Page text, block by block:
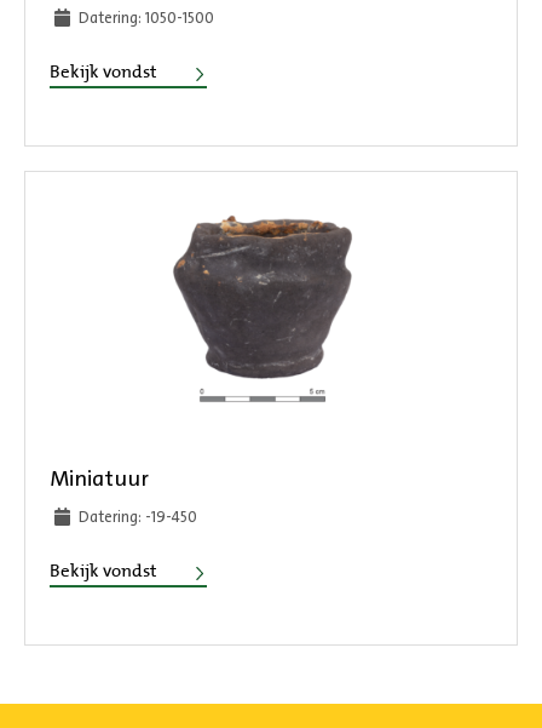
Datering: 1050-1500
Bekijk vondst Vuurklok
Miniatuur
Datering: -19-450
Bekijk vondst Miniatuur